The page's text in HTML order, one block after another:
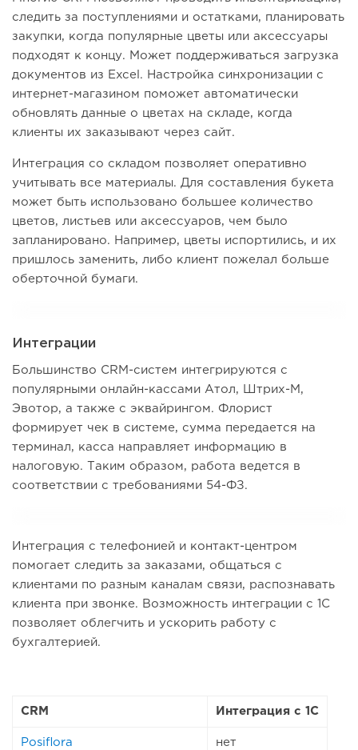
следить за поступлениями и остатками, планировать
закупки, когда популярные цветы или аксессуары
подходят к концу. Может поддерживаться загрузка
документов из Excel. Настройка синхронизации с
интернет-магазином поможет автоматически
обновлять данные о цветах на складе, когда
клиенты их заказывают через сайт.
Интеграция со складом позволяет оперативно
учитывать все материалы. Для составления букета
может быть использовано большее количество
цветов, листьев или аксессуаров, чем было
запланировано. Например, цветы испортились, и их
пришлось заменить, либо клиент пожелал больше
оберточной бумаги.
Интеграции
Большинство CRM-систем интегрируются с
популярными онлайн-кассами Атол, Штрих-М,
Эвотор, а также с эквайрингом. Флорист
формирует чек в системе, сумма передается на
терминал, касса направляет информацию в
налоговую. Таким образом, работа ведется в
соответствии с требованиями 54-ФЗ.
Интеграция с телефонией и контакт-центром
помогает следить за заказами, общаться с
клиентами по разным каналам связи, распознавать
клиента при звонке. Возможность интеграции с 1С
позволяет облегчить и ускорить работу с
бухгалтерией.
CRM Интеграция с 1С
Posiflora нет